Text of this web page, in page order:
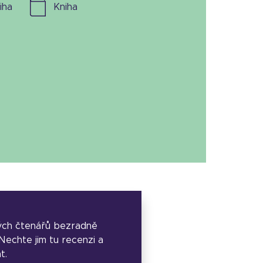
kniha
čtenářů bezradně
jim tu recenzi a